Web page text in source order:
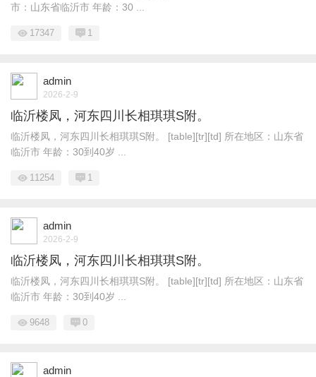
市：山东省临沂市 年龄：30 ...
17347 1
admin
2026-2-9
临沂楼凤，河东四川长相琪琪S附。
临沂楼凤，河东四川长相琪琪S附。 [table][tr][td] 所在地区：山东省
临沂市 年龄：30到40岁 ...
11254 1
admin
2026-2-9
临沂楼凤，河东四川长相琪琪S附。
临沂楼凤，河东四川长相琪琪S附。 [table][tr][td] 所在地区：山东省
临沂市 年龄：30到40岁 ...
9648 0
admin